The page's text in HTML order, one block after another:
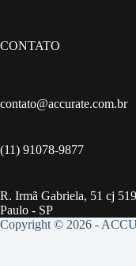
CONTATO
contato@accurate.com.br
(11) 91078-9877
R. Irmã Gabriela, 51 cj
Paulo - SP
Copyright © 2026 -